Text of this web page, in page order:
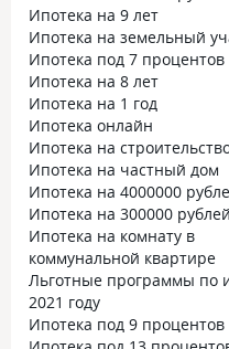
Ипотека на 9 лет
Ипотека на земельный
Ипотека под 7 процентов
Ипотека на 8 лет
Ипотека на 1 год
Ипотека онлайн
Ипотека на
Ипотека на частный дом
Ипотека на 4000000
Ипотека на 300000 рублей
Ипотека на комнату в
коммунальной квартире
Льготные программы по
2021 году
Ипотека под 9 процентов